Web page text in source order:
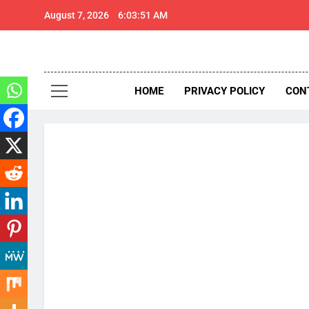
August 7, 2026 6:03:53 AM
Thar
HOME PRIVACY POLICY